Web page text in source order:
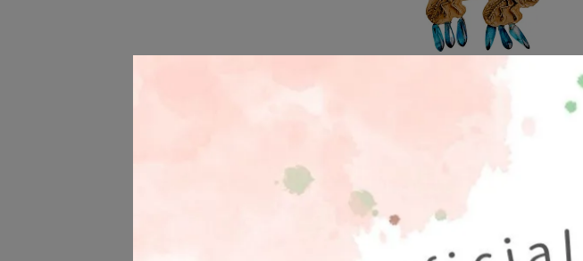
【Palnart Poc 官方正品】EA129 始
祖鳥化石耳夾｜日本製 太古神祕 考古